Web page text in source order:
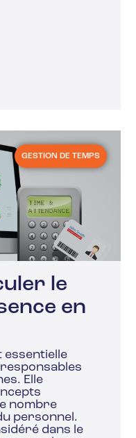
GESTION DE TEMPS
le
en
essentielle
Elle
nombre
personnel.
dans le